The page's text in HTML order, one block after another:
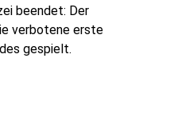
beendet: Der
verbotene erste
gespielt.